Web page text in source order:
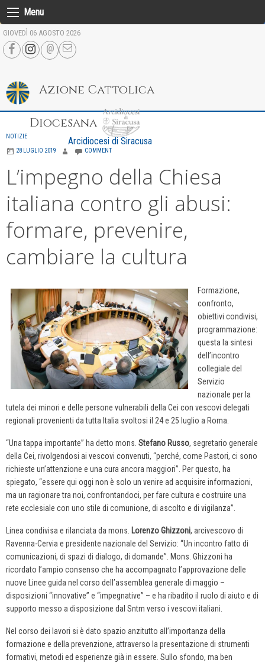
Skip
to
content
Menu
GIOVEDÌ 06 AGOSTO 2026
Azione Cattolica
Diocesana
Arcidiocesi di Siracusa
NOTIZIE
28 LUGLIO 2019
COMMENT
L’impegno della Chiesa
italiana contro gli abusi:
formare, prevenire,
cambiare la cultura
Formazione,
confronto,
obiettivi condivisi,
programmazione:
questa la sintesi
dell’incontro
collegiale del
Servizio
nazionale per la
tutela dei minori e delle persone vulnerabili della Cei con vescovi delegati
regionali provenienti da tutta Italia svoltosi il 24 e 25 luglio a Roma.
“Una tappa importante” ha detto mons. Stefano Russo, segretario generale
della Cei, rivolgendosi ai vescovi convenuti, “perché, come Pastori, ci sono
richieste un’attenzione e una cura ancora maggiori”. Per questo, ha
spiegato, “essere qui oggi non è solo un venire ad acquisire informazioni,
ma un ragionare tra noi, confrontandoci, per fare cultura e costruire una
rete ecclesiale con uno stile di comunione, di ascolto e di vigilanza”.
Linea condivisa e rilanciata da mons. Lorenzo Ghizzoni, arcivescovo di
Ravenna-Cervia e presidente nazionale del Servizio: “Un incontro fatto di
comunicazioni, di spazi di dialogo, di domande”. Mons. Ghizzoni ha
ricordato l’ampio consenso che ha accompagnato l’approvazione delle
nuove Linee guida nel corso dell’assemblea generale di maggio –
disposizioni “innovative” e “impegnative” – e ha ribadito il ruolo di aiuto e di
supporto messo a disposizione dal Sntm verso i vescovi italiani.
Nel corso dei lavori si è dato spazio anzitutto all’importanza della
formazione e della prevenzione, attraverso la presentazione di strumenti
formativi, metodi ed esperienze già in essere. Sullo sfondo, ma ben